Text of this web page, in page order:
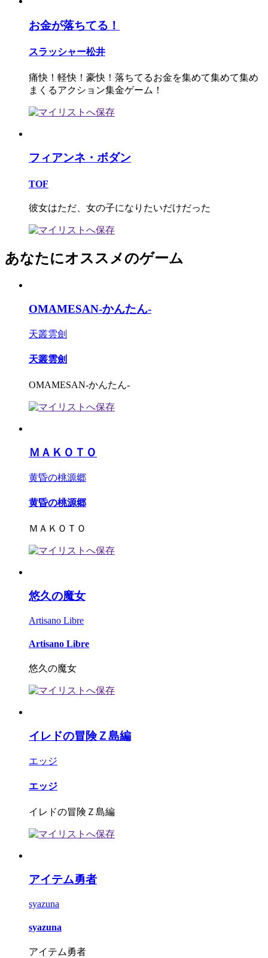
お金が落ちてる！
スラッシャー松井
痛快！軽快！豪快！落ちてるお金を集めて集めて集め
まくるアクション集金ゲーム！
フィアンネ・ボダン
TOF
彼女はただ、女の子になりたいだけだった
あなたにオススメのゲーム
OMAMESAN-かんたん-
天叢雲劍
天叢雲劍
OMAMESAN-かんたん-
ＭＡＫＯＴＯ
黄昏の桃源郷
黄昏の桃源郷
ＭＡＫＯＴＯ
悠久の魔女
Artisano Libre
Artisano Libre
悠久の魔女
イレドの冒険Ｚ島編
エッジ
エッジ
イレドの冒険Ｚ島編
アイテム勇者
syazuna
syazuna
アイテム勇者